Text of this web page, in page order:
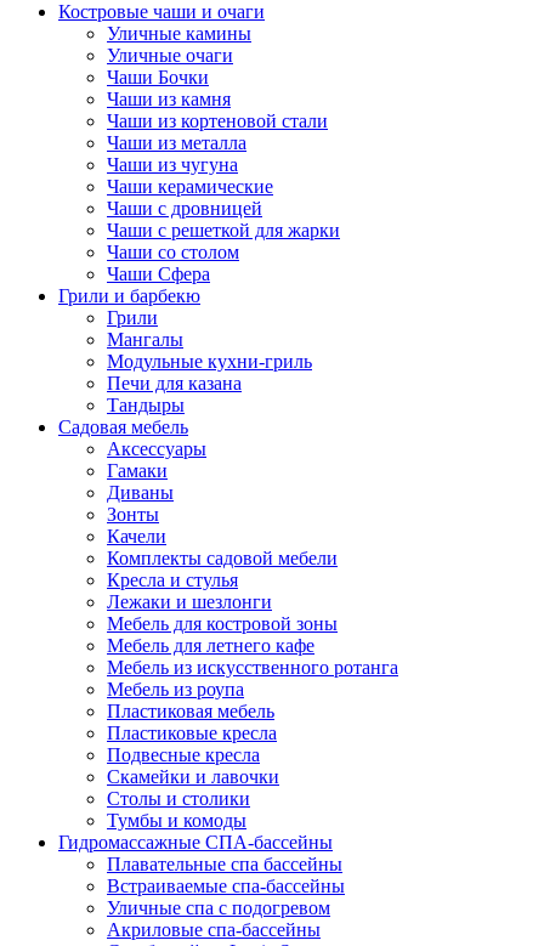
Костровые чаши и очаги
Уличные камины
Уличные очаги
Чаши Бочки
Чаши из камня
Чаши из кортеновой стали
Чаши из металла
Чаши из чугуна
Чаши керамические
Чаши с дровницей
Чаши с решеткой для жарки
Чаши со столом
Чаши Сфера
Грили и барбекю
Грили
Мангалы
Модульные кухни-гриль
Печи для казана
Тандыры
Садовая мебель
Аксессуары
Гамаки
Диваны
Зонты
Качели
Комплекты садовой мебели
Кресла и стулья
Лежаки и шезлонги
Мебель для костровой зоны
Мебель для летнего кафе
Мебель из искусственного ротанга
Мебель из роупа
Пластиковая мебель
Пластиковые кресла
Подвесные кресла
Скамейки и лавочки
Столы и столики
Тумбы и комоды
Гидромассажные СПА-бассейны
Плавательные спа бассейны
Встраиваемые спа-бассейны
Уличные спа с подогревом
Акриловые спа-бассейны